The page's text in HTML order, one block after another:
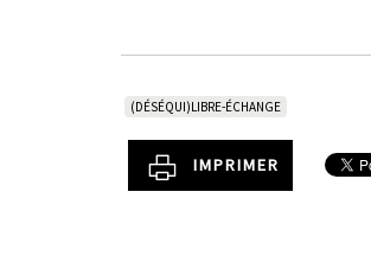
(DÉSÉQUI)LIBRE-ÉCHANGE
IMPRIMER